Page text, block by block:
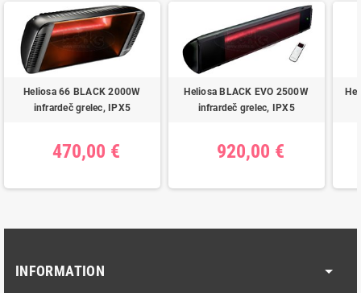
Heliosa 66 BLACK 2000W
infrardeč grelec, IPX5
470,00 €
Heliosa BLACK EVO 2500W
infrardeč grelec, IPX5
920,00 €
INFORMATION